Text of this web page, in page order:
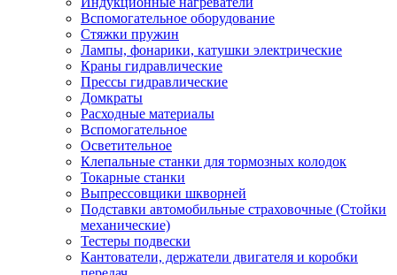
Вспомогательное оборудование
Стяжки пружин
Лампы, фонарики, катушки электрические
Краны гидравлические
Прессы гидравлические
Домкраты
Расходные материалы
Вспомогательное
Осветительное
Клепальные станки для тормозных колодок
Токарные станки
Выпрессовщики шкворней
Подставки автомобильные страховочные (Стойки
механические)
Тестеры подвески
Кантователи, держатели двигателя и коробки